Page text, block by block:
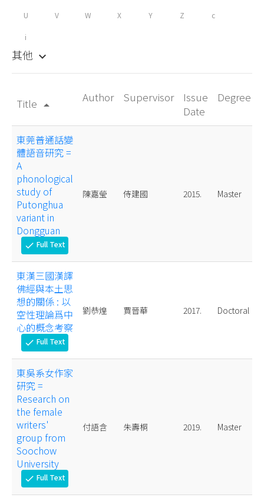
U V W X Y Z c
i
其他 keyboard_arrow_down
Title arrow_drop_up
Author Supervisor
Issue
Date
Degree
東莞普通話變
體語音研究 =
A
phonological
study of
Putonghua
variant in
Dongguan
check Full Text
陳嘉瑩 侍建國 2015. Master
東漢三國漢譯
佛經與本土思
想的關係 : 以
空性理論爲中
心的概念考察
check Full Text
劉恭煌 賈晉華 2017. Doctoral
東吳系女作家
研究 =
Research on
the female
writers'
group from
Soochow
University
check Full Text
付語含 朱壽桐 2019. Master